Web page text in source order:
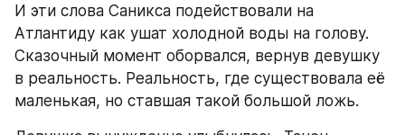
И эти слова Саникса подействовали на
Атлантиду как ушат холодной воды на голову.
Сказочный момент оборвался, вернув девушку
в реальность. Реальность, где существовала её
маленькая, но ставшая такой большой ложь.